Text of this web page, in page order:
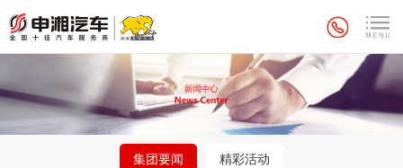
集团要闻 精彩活动